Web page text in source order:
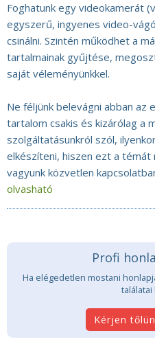
Foghatunk egy videokamerát
egyszerű, ingyenes video-
csinálni. Szintén működhet a
tartalmainak gyűjtése,
saját véleményünkkel.
Ne féljünk belevágni abban az
tartalom csakis és kizárólag a
szolgáltatásunkról szól,
elkészíteni, hiszen ezt a témát
vagyunk közvetlen
olvasható
Profi
Ha elégedetlen mostani
találatai